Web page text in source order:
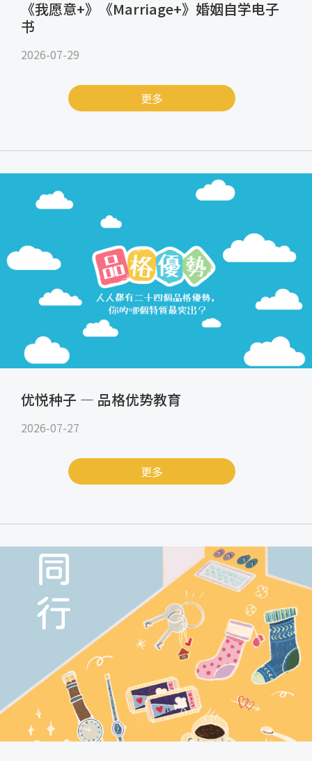
《我愿意+》《Marriage+》婚姻自学电子
书
2026-07-29
更多
优悦种子 — 品格优势教育
2026-07-27
更多